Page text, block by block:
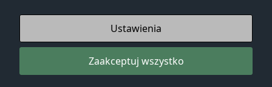
Marta Mar 1, 2023
Ustawienia
Zaakceptuj wszystko